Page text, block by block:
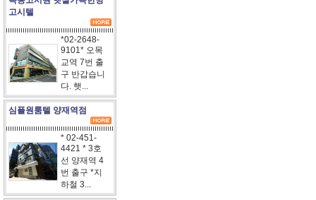
고시텔
*02-2648-
9101* 오목
교역 7번 출
구 반갑습니
다. 햇...
심플원룸텔 양재역점
* 02-451-
4421 * 3호
선 양재역 4
번 출구 *지
하철 3...